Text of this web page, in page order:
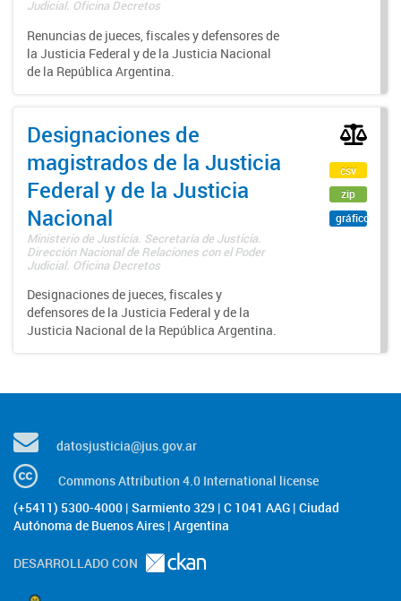
Judicial. Oficina Decretos
Renuncias de jueces, fiscales y defensores de
la Justicia Federal y de la Justicia Nacional
de la República Argentina.
Designaciones de
magistrados de la Justicia
Federal y de la Justicia
Nacional
Ministerio de Justicia. Secretaría de Justicia.
Dirección Nacional de Relaciones con el Poder
Judicial. Oficina Decretos
Designaciones de jueces, fiscales y
defensores de la Justicia Federal y de la
Justicia Nacional de la República Argentina.
csv
zip
gráfico
datosjusticia@jus.gov.ar
Commons Attribution 4.0 International license
(+5411) 5300-4000 | Sarmiento 329 | C 1041 AAG | Ciudad
Autónoma de Buenos Aires | Argentina
DESARROLLADO CON